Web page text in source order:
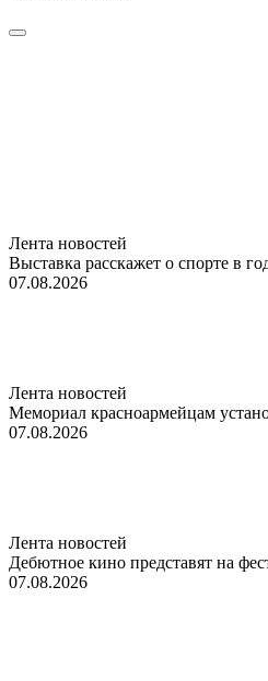
Лента новостей
Выставка расскажет о спорте в
07.08.2026
Лента новостей
Мемориал красноармейцам
07.08.2026
Лента новостей
Дебютное кино представят на
07.08.2026